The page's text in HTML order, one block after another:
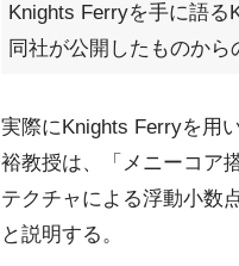
Knights Ferryを手に語る
同社が公開したものから
実際にKnights Ferryを用
裕教授は、「メニーコア
テクチャによる浮動小数
と説明する。